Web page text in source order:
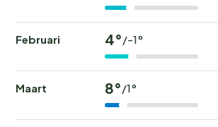
Februari 4°/-1°
Maart 8°/1°